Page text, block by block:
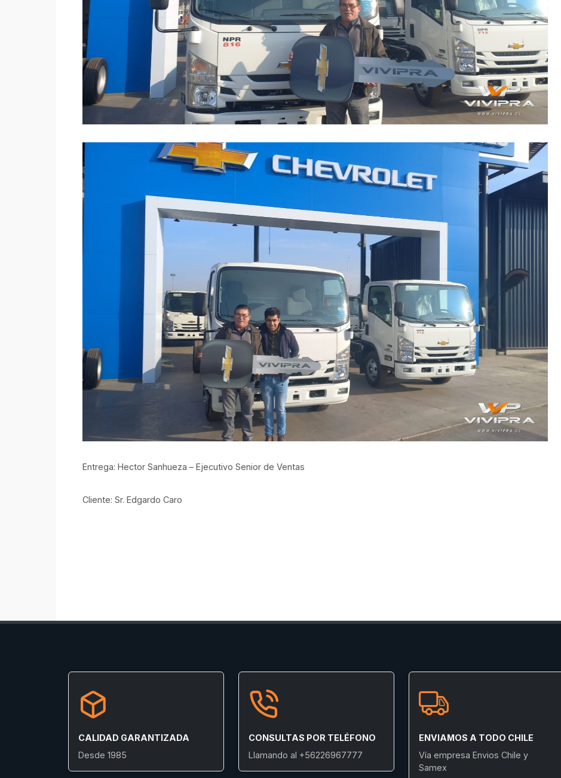
Entrega: Hector Sanhueza – Ejecutivo Senior de Ventas
Cliente: Sr. Edgardo Caro
CALIDAD GARANTIZADA
Desde 1985
CONSULTAS POR TELÉFONO
Llamando al +56226967777
ENVIAMOS A TODO CHILE
Vía empresa Envios Chile y
Samex